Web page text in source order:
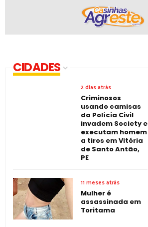
CIDADES
2 dias atrás
Criminosos
usando camisas
da Polícia Civil
invadem Society e
executam homem
a tiros em Vitória
de Santo Antão,
PE
11 meses atrás
Mulher é
assassinada em
Toritama